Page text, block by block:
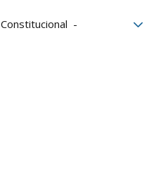
Constitucional